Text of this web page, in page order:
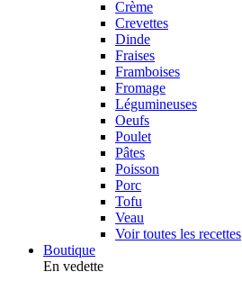
Crème
Crevettes
Dinde
Fraises
Framboises
Fromage
Légumineuses
Oeufs
Poulet
Pâtes
Poisson
Porc
Tofu
Veau
Voir toutes les recettes
Boutique
En vedette